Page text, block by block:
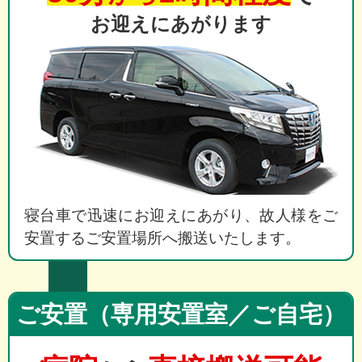
お迎えにあがります
寝台車で迅速にお迎えにあがり、故人様をご
安置するご安置場所へ搬送いたします。
ご安置（専用安置室／ご自宅）